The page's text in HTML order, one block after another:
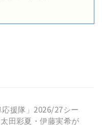
援隊」2026/27シー
田彩夏・伊藤実希が